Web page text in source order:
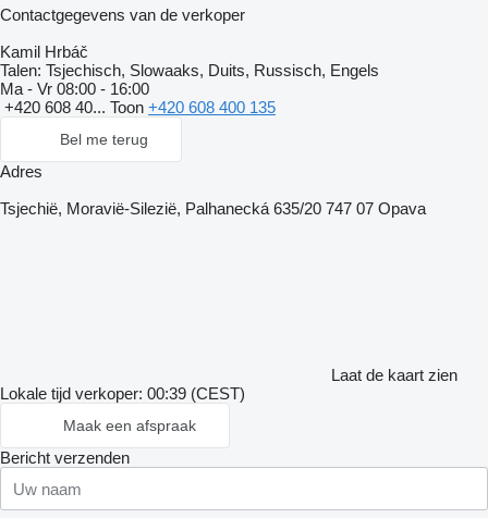
Contactgegevens van de verkoper
Kamil Hrbáč
Talen: Tsjechisch, Slowaaks, Duits, Russisch, Engels
Ma - Vr 08:00 - 16:00
+420 608 40... Toon +420 608 400 135
Bel me terug
Adres
Tsjechië, Moravië-Silezië, Palhanecká 635/20 747 07 Opava
Laat de kaart zien
Lokale tijd verkoper: 00:39 (CEST)
Maak een afspraak
Bericht verzenden